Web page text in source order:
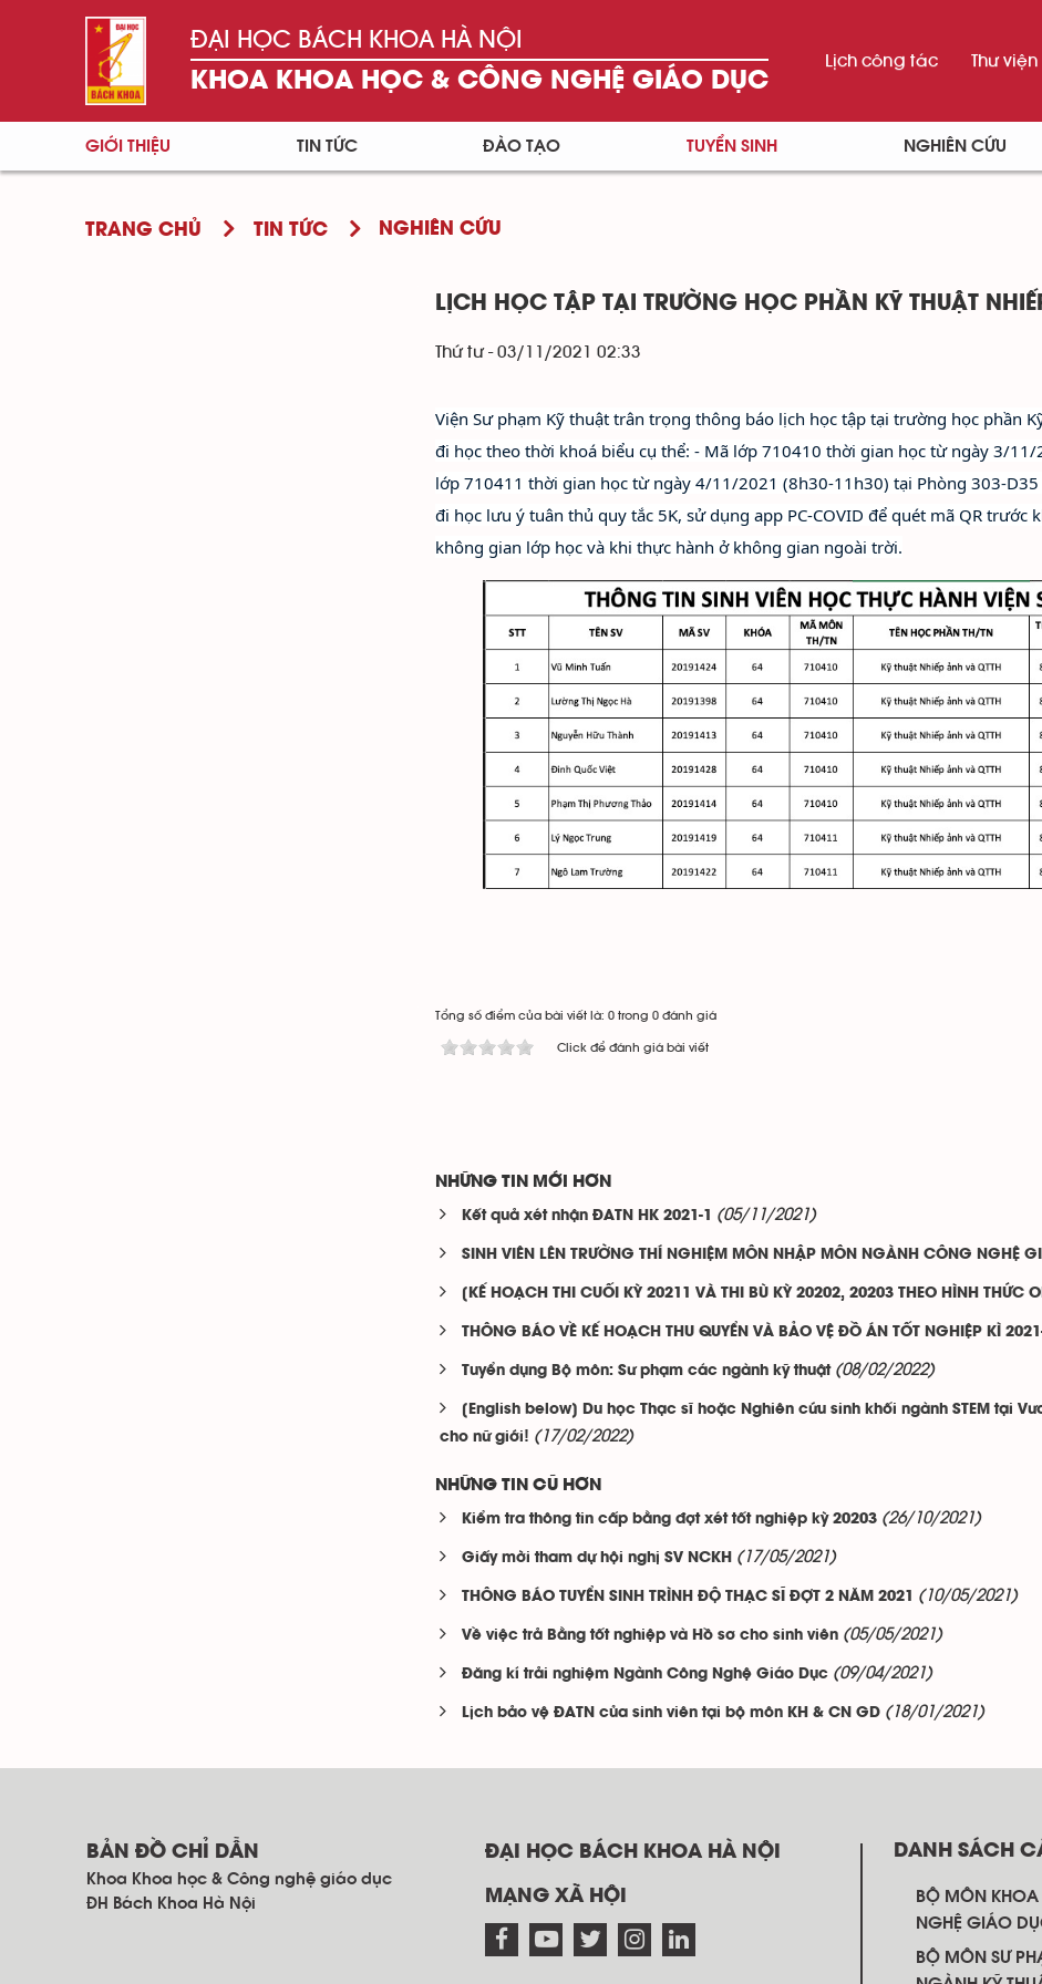
ĐẠI HỌC BÁCH KHOA HÀ NỘI
KHOA KHOA HỌC & CÔNG NGHỆ GIÁO DỤC
Lịch công tác Thư
GIỚI THIỆU TIN TỨC ĐÀO TẠO TUYỂN SINH NGHIÊN CỨU
TRANG CHỦ TIN TỨC NGHIÊN CỨU
LỊCH HỌC TẬP TẠI TRƯỜNG HỌC PHẦN KỸ THUẬT
Thứ tư - 03/11/2021 02:33
Viện Sư phạm Kỹ thuật trân trọng thông báo lịch học tập tại trường học phần
đi học theo thời khoá biểu cụ thể: - Mã lớp 710410 thời gian học từ ngày 3/
lớp 710411 thời gian học từ ngày 4/11/2021 (8h30-11h30) tại Phòng 303-D35
đi học lưu ý tuân thủ quy tắc 5K, sử dụng app PC-COVID để quét mã QR trước
không gian lớp học và khi thực hành ở không gian ngoài trời.
Tổng số điểm của bài viết là: 0 trong 0 đánh giá
Click để đánh giá bài viết
NHỮNG TIN MỚI HƠN
Kết quả xét nhận ĐATN HK 2021-1 (05/11/2021)
SINH VIÊN LÊN TRƯỜNG THÍ NGHIỆM MÔN NHẬP MÔN NGÀNH CÔNG NGHỆ
[KẾ HOẠCH THI CUỐI KỲ 20211 VÀ THI BÙ KỲ 20202, 20203 THEO HÌNH THỨC
THÔNG BÁO VỀ KẾ HOẠCH THU QUYỂN VÀ BẢO VỆ ĐỒ ÁN TỐT NGHIỆP KÌ
Tuyển dụng Bộ môn: Sư phạm các ngành kỹ thuật (08/02/2022)
[English below] Du học Thạc sĩ hoặc Nghiên cứu sinh khối ngành STEM tại
cho nữ giới! (17/02/2022)
NHỮNG TIN CŨ HƠN
Kiểm tra thông tin cấp bằng đợt xét tốt nghiệp kỳ 20203 (26/10/2021)
Giấy mời tham dự hội nghị SV NCKH (17/05/2021)
THÔNG BÁO TUYỂN SINH TRÌNH ĐỘ THẠC SĨ ĐỢT 2 NĂM 2021 (10/05/2021)
Về việc trả Bằng tốt nghiệp và Hồ sơ cho sinh viên (05/05/2021)
Đăng kí trải nghiệm Ngành Công Nghệ Giáo Dục (09/04/2021)
Lịch bảo vệ ĐATN của sinh viên tại bộ môn KH & CN GD (18/01/2021)
BẢN ĐỒ CHỈ DẪN
Khoa Khoa học & Công nghệ giáo dục
ĐH Bách Khoa Hà Nội
ĐẠI HỌC BÁCH KHOA HÀ NỘI
MẠNG XÃ HỘI
DANH SÁCH
BỘ MÔN
NGHỆ GIÁO
BỘ MÔN SƯ